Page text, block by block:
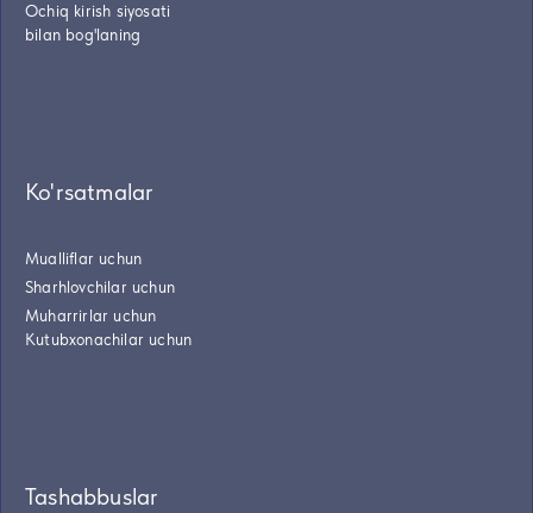
Ochiq kirish siyosati
bilan bog'laning
Ko'rsatmalar
Mualliflar uchun
Sharhlovchilar uchun
Muharrirlar uchun
Kutubxonachilar uchun
Tashabbuslar